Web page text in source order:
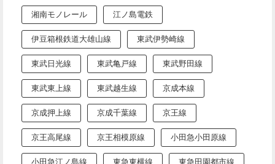
湘南モノレール 江ノ島電鉄
伊豆箱根鉄道大雄山線 東武伊勢崎線
東武日光線 東武亀戸線 東武野田線
東武東上線 東武越生線 京成本線
京成押上線 京成千葉線 京王線
京王高尾線 京王相模原線 小田急小田原線
小田急江ノ島線 東急東横線 東急田園都市線